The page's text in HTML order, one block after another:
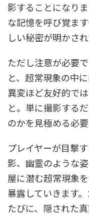
影することになり
な記憶を呼び覚ま
しい秘密が明かさ
ただし注意が必要
と、超常現象の中
異変ほど友好的で
と。単に撮影する
のかを見極める必要
プレイヤーが目撃
影、幽霊のような
屋に潜む超常現象
暴露していきます
たびに、隠された